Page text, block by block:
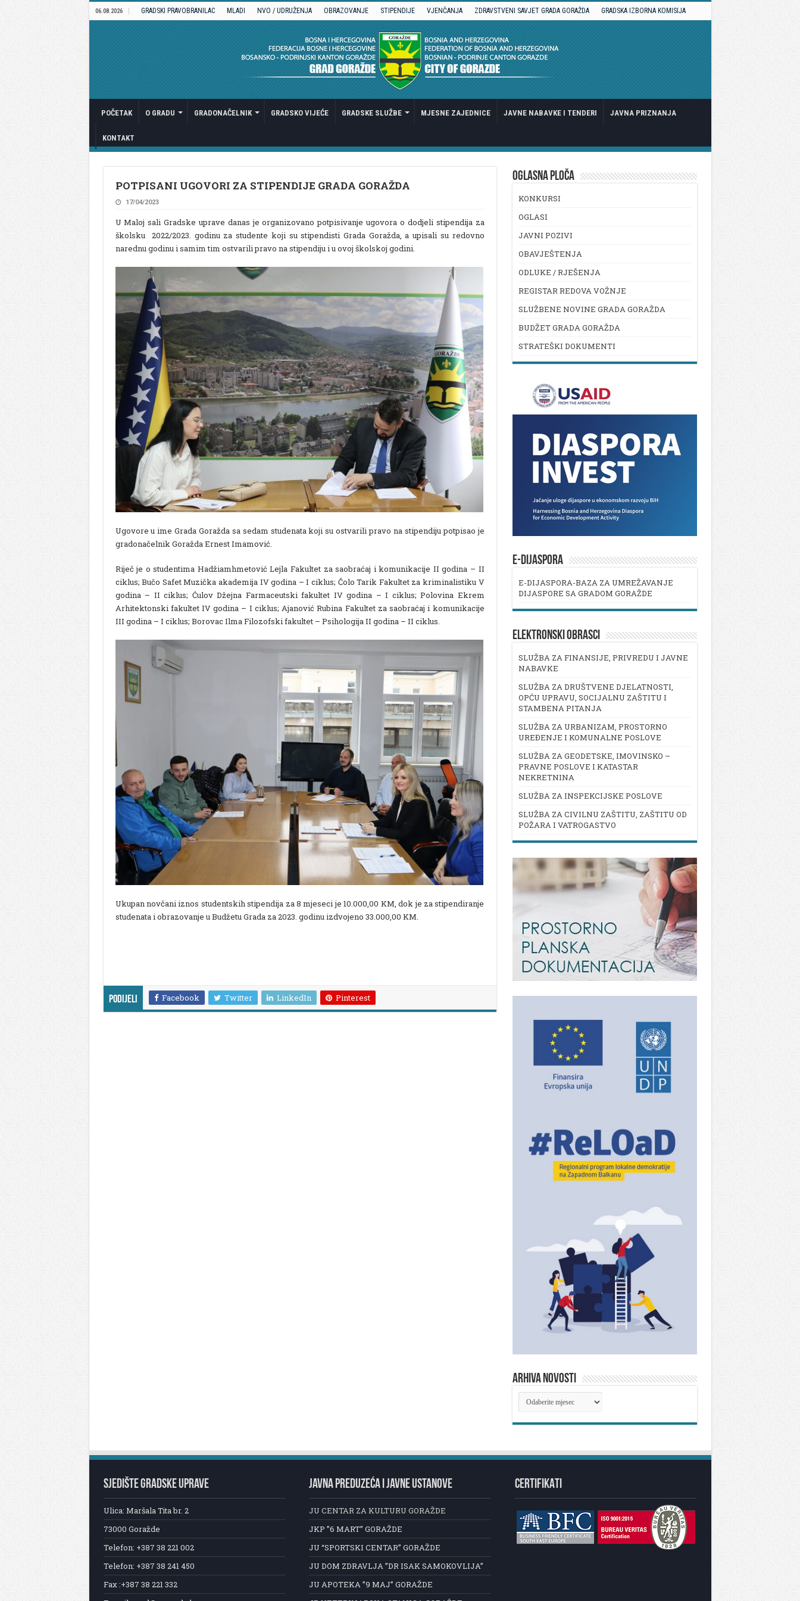
06.08.2026 GRADSKI PRAVOBRANILAC MLADI NVO / UDRUŽENJA OBRAZOVANJE STIPENDIJE VJENČANJA ZDRAVSTVENI SAVJET GRADA GORAŽDA GRADSKA IZBORNA KOMISIJA
POČETAK O GRADU GRADONAČELNIK GRADSKO VIJEĆE GRADSKE SLUŽBE MJESNE ZAJEDNICE JAVNE NABAVKE I TENDERI JAVNA PRIZNANJA
KONTAKT
POTPISANI UGOVORI ZA STIPENDIJE GRADA GORAŽDA
17/04/2023
U Maloj sali Gradske uprave danas je organizovano potpisivanje ugovora o dodjeli stipendija za
školsku 2022/2023. godinu za studente koji su stipendisti Grada Goražda, a upisali su redovno
narednu godinu i samim tim ostvarili pravo na stipendiju i u ovoj školskoj godini.
Ugovore u ime Grada Goražda sa sedam studenata koji su ostvarili pravo na stipendiju potpisao je
gradonačelnik Goražda Ernest Imamović.
Riječ je o studentima Hadžiamhmetović Lejla Fakultet za saobraćaj i komunikacije II godina – II
ciklus; Bučo Safet Muzička akademija IV godina – I ciklus; Čolo Tarik Fakultet za kriminalistiku V
godina – II ciklus; Ćulov Džejna Farmaceutski fakultet IV godina – I ciklus; Polovina Ekrem
Arhitektonski fakultet IV godina – I ciklus; Ajanović Rubina Fakultet za saobraćaj i komunikacije
III godina – I ciklus; Borovac Ilma Filozofski fakultet – Psihologija II godina – II ciklus.
Ukupan novčani iznos studentskih stipendija za 8 mjeseci je 10.000,00 KM, dok je za stipendiranje
studenata i obrazovanje u Budžetu Grada za 2023. godinu izdvojeno 33.000,00 KM.
Podijeli Facebook Twitter LinkedIn Pinterest
OGLASNA PLOČA
KONKURSI
OGLASI
JAVNI POZIVI
OBAVJEŠTENJA
ODLUKE / RJEŠENJA
REGISTAR REDOVA VOŽNJE
SLUŽBENE NOVINE GRADA GORAŽDA
BUDŽET GRADA GORAŽDA
STRATEŠKI DOKUMENTI
E-DIJASPORA
E-DIJASPORA-BAZA ZA UMREŽAVANJE
DIJASPORE SA GRADOM GORAŽDE
ELEKTRONSKI OBRASCI
SLUŽBA ZA FINANSIJE, PRIVREDU I JAVNE
NABAVKE
SLUŽBA ZA DRUŠTVENE DJELATNOSTI,
OPĆU UPRAVU, SOCIJALNU ZAŠTITU I
STAMBENA PITANJA
SLUŽBA ZA URBANIZAM, PROSTORNO
UREĐENJE I KOMUNALNE POSLOVE
SLUŽBA ZA GEODETSKE, IMOVINSKO –
PRAVNE POSLOVE I KATASTAR
NEKRETNINA
SLUŽBA ZA INSPEKCIJSKE POSLOVE
SLUŽBA ZA CIVILNU ZAŠTITU, ZAŠTITU OD
POŽARA I VATROGASTVO
ARHIVA NOVOSTI
ARHIVA
NOVOSTI
SJEDIŠTE GRADSKE UPRAVE
Ulica: Maršala Tita br. 2
73000 Goražde
Telefon: +387 38 221 002
Telefon: +387 38 241 450
Fax :+387 38 221 332
JAVNA PREDUZEĆA I JAVNE USTANOVE
JU CENTAR ZA KULTURU GORAŽDE
JKP ”6 MART” GORAŽDE
JU “SPORTSKI CENTAR” GORAŽDE
JU DOM ZDRAVLJA ”DR ISAK SAMOKOVLIJA”
JU APOTEKA ”9 MAJ” GORAŽDE
CERTIFIKATI